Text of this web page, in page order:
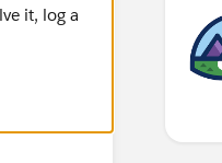
it, log a